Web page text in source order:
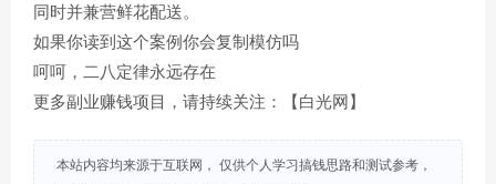
同时并兼营鲜花配送。
如果你读到这个案例你会复制模仿吗
呵呵，二八定律永远存在
更多副业赚钱项目，请持续关注：【白光网】
本站内容均来源于互联网， 仅供个人学习搞钱思路和测试参考，